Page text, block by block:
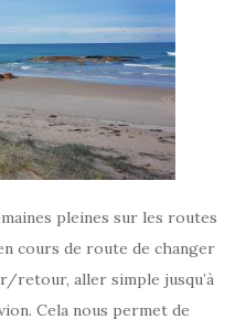
pleines sur les routes
cours de route de changer
retour, aller simple jusqu’à
Cela nous permet de